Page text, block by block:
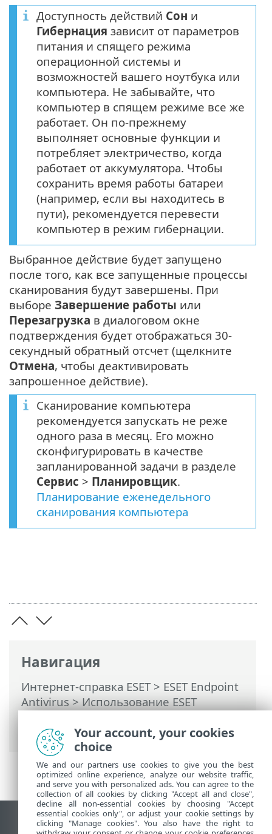
Навигация
Интернет-справка ESET> ESET Endpoint
Antivirus>Использование ESET
компьютера
Доступность действий Сон и
Гибернация зависит от параметров
питания и спящего режима
операционной системы и
возможностей вашего ноутбука или
компьютера. Не забывайте, что
компьютер в спящем режиме все же
работает. Он по-прежнему
выполняет основные функции и
потребляет электричество, когда
работает от аккумулятора. Чтобы
сохранить время работы батареи
(например, если вы находитесь в
пути), рекомендуется перевести
компьютер в режим гибернации.
Выбранное действие будет запущено
после того, как все запущенные процессы
сканирования будут завершены. При
выборе Завершение работы или
Перезагрузка в диалоговом окне
подтверждения будет отображаться 30-
секундный обратный отсчет (щелкните
Отмена, чтобы деактивировать
запрошенное действие).
Сканирование компьютера
рекомендуется запускать не реже
одного раза в месяц. Его можно
сконфигурировать в качестве
запланированной задачи в разделе
Сервис > Планировщик.
Планирование еженедельного
сканирования компьютера
Использовать сайт для ПК
Your account, your cookies
choice
We and our partners use cookies to give you the best
optimized online experience, analyze our website traffic,
and serve you with personalized ads. You can agree to the
collection of all cookies by clicking "Accept all and close",
decline all non-essential cookies by choosing "Accept
essential cookies only", or adjust your cookie settings by
clicking "Manage cookies". You also have the right to